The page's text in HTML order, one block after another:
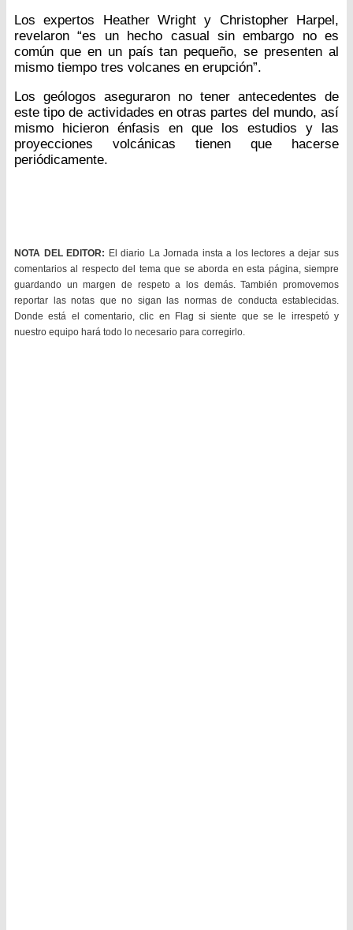
Los expertos Heather Wright y Christopher Harpel,
revelaron “es un hecho casual sin embargo no es
común que en un país tan pequeño, se presenten al
mismo tiempo tres volcanes en erupción”.
Los geólogos aseguraron no tener antecedentes de
este tipo de actividades en otras partes del mundo, así
mismo hicieron énfasis en que los estudios y las
proyecciones volcánicas tienen que hacerse
periódicamente.
NOTA DEL EDITOR: El diario La Jornada insta a los lectores a dejar sus
comentarios al respecto del tema que se aborda en esta página, siempre
guardando un margen de respeto a los demás. También promovemos
reportar las notas que no sigan las normas de conducta establecidas.
Donde está el comentario, clic en Flag si siente que se le irrespetó y
nuestro equipo hará todo lo necesario para corregirlo.